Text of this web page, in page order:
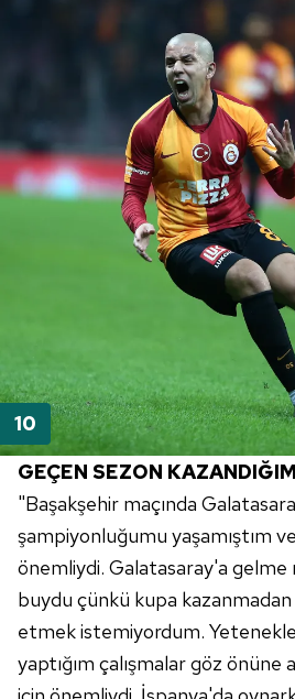
GEÇEN SEZON
"Başakşehir maçında
şampiyonluğumu yaşamıştım
önemliydi. Galatasaray'a gelme
buydu çünkü kupa
etmek istemiyordum.
yaptığım çalışmalar göz önüne